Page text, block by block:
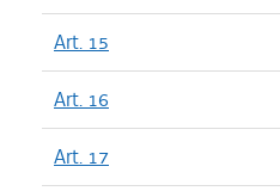
Art. 15
Art. 16
Art. 17